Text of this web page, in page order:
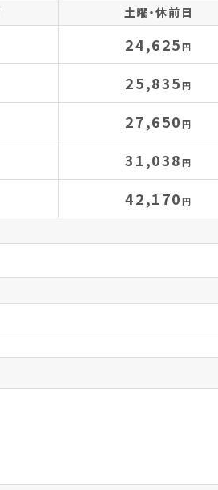
土曜・休前日
24,625円
25,835円
27,650円
31,038円
42,170円